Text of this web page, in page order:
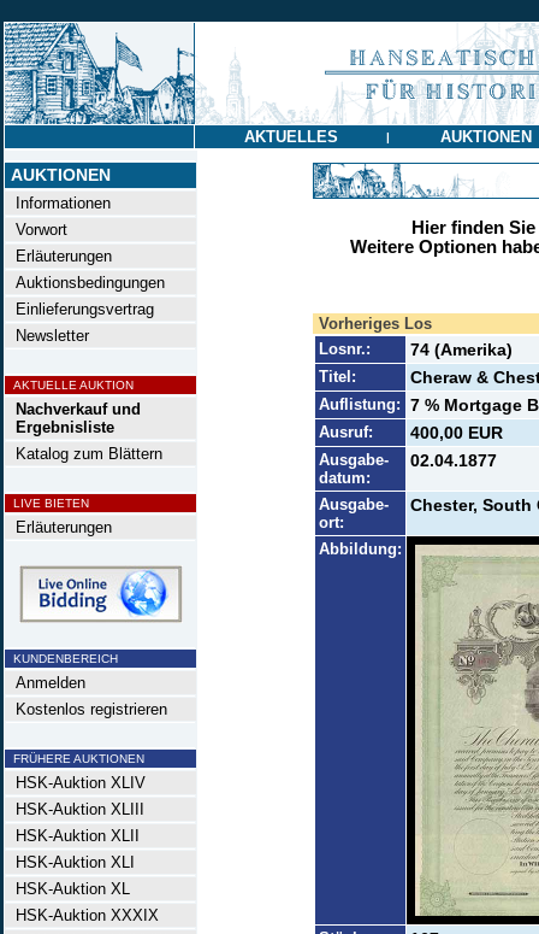
AKTUELLES | AUKTIONEN
AUKTIONEN
Informationen
Vorwort
Erläuterungen
Auktionsbedingungen
Einlieferungsvertrag
Newsletter
AKTUELLE AUKTION
Nachverkauf und
Ergebnisliste
Katalog zum Blättern
LIVE BIETEN
Erläuterungen
KUNDENBEREICH
Anmelden
Kostenlos registrieren
FRÜHERE AUKTIONEN
HSK-Auktion XLIV
HSK-Auktion XLIII
HSK-Auktion XLII
HSK-Auktion XLI
HSK-Auktion XL
HSK-Auktion XXXIX
Hier finden
Weitere Optionen
Vorheriges Los
Losnr.:
74 (Amerika)
Titel: Cheraw &
Auflistung: 7 % Mortgage
Ausruf: 400,00 EUR
Ausgabe-
datum:
02.04.1877
Ausgabe-
ort:
Chester, South
Abbildung: